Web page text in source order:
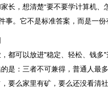
长，想清楚“要不要学计算机、
事。它不是标准答案，而是一份
都可以放进"稳定、轻松、钱多
是：三者不可兼得，普通人最
要么家里有矿，要么还没看清社